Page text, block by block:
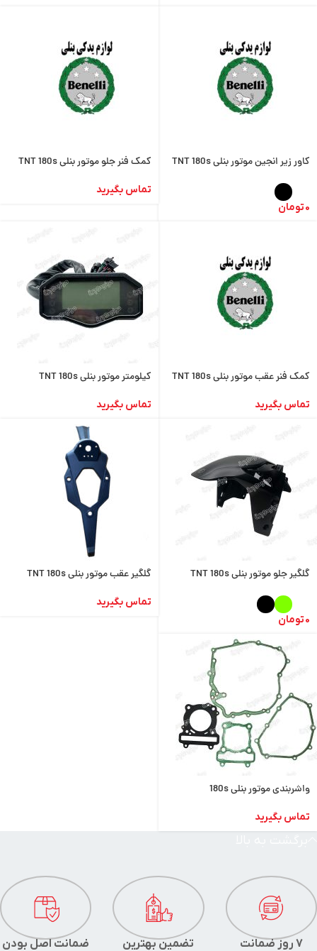
کاور زیر انجین موتور بنلی TNT 180s
0تومان
کمک فنر جلو موتور بنلی TNT 180s
تماس بگیرید
کمک فنر عقب موتور بنلی TNT 180s
تماس بگیرید
کیلومتر موتور بنلی TNT 180s
تماس بگیرید
گلگیر جلو موتور بنلی TNT 180s
0تومان
گلگیر عقب موتور بنلی TNT 180s
تماس بگیرید
واشربندی موتور بنلی 180s
تماس بگیرید
ضمانت اصل بودن
تضمین بهترین
7 روز ضمانت